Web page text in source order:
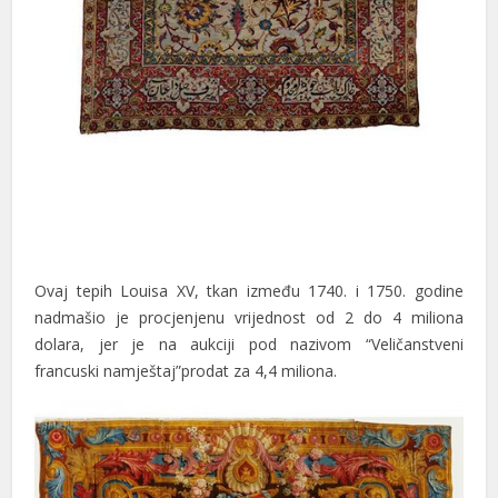
panel
panel
panel
panel
panel
panel
panel
panel
Ovaj tepih Louisa XV, tkan između 1740. i 1750. godine
nadmašio je procjenjenu vrijednost od 2 do 4 miliona
dolara, jer je na aukciji pod nazivom “Veličanstveni
francuski namještaj”prodat za 4,4 miliona.